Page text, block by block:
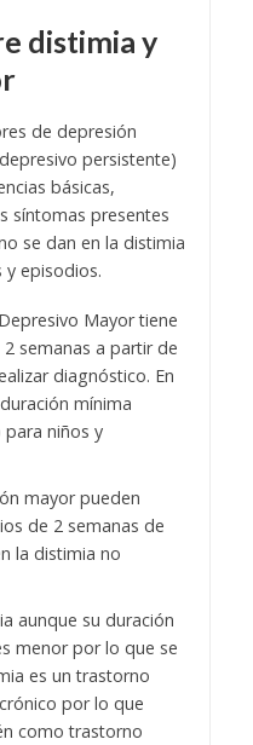
distimia y
de depresión
persistente)
básicas,
síntomas presentes
se dan en la distimia
episodios.
Mayor tiene
semanas a partir de
diagnóstico. En
mínima
niños y
mayor pueden
de 2 semanas de
la distimia no
aunque su duración
menor por lo que se
es un trastorno
por lo que
como trastorno